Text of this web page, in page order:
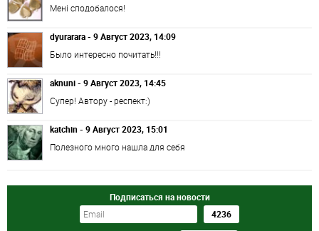
Мені сподобалося!
dyurarara - 9 Август 2023, 14:09
Было интересно почитать!!!
aknuni - 9 Август 2023, 14:45
Супер! Автору - респект:)
katchin - 9 Август 2023, 15:01
Полезного много нашла для себя
Подписаться на новости